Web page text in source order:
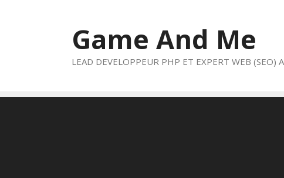
Game And Me
LEAD DEVELOPPEUR PHP ET EXPERT WEB (SEO)